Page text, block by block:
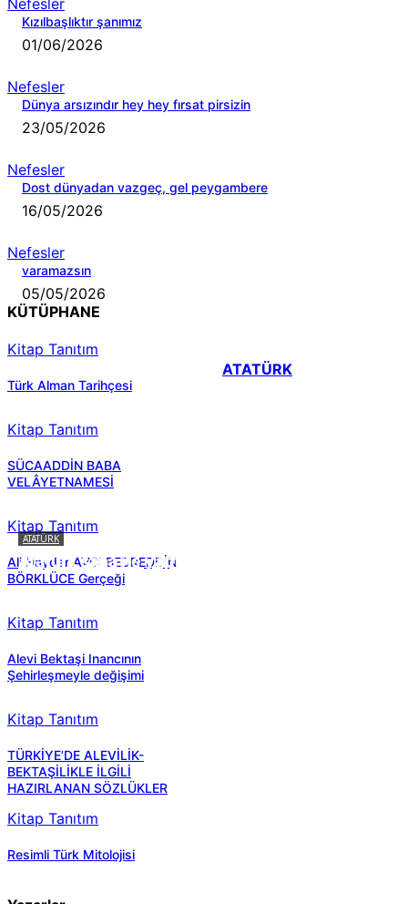
Nefesler
Kızılbaşlıktır şanımız
01/06/2026
Nefesler
Dünya arsızındır hey hey fırsat pirsizin
23/05/2026
Nefesler
Dost dünyadan vazgeç, gel peygambere
16/05/2026
Nefesler
varamazsın
05/05/2026
KÜTÜPHANE
Kitap Tanıtım
Türk Alman Tarihçesi
Kitap Tanıtım
SÜCAADDİN BABA
VELÂYETNAMESİ
Kitap Tanıtım
Ali Haydar AVCI BEDREDDİN
BÖRKLÜCE Gerçeği
Kitap Tanıtım
Alevi Bektaşi Inancının
Şehirleşmeyle değişimi
Kitap Tanıtım
TÜRKİYE’DE ALEVİLİK-
BEKTAŞİLİKLE İLGİLİ
HAZIRLANAN SÖZLÜKLER
Kitap Tanıtım
Resimli Türk Mitolojisi
ATATÜRK
ATATÜRK
Atatürk sana ne yaptı?